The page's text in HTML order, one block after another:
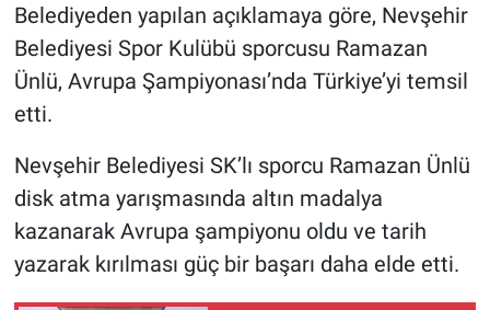
Belediyeden yapılan açıklamaya göre, Nevşehir
Belediyesi Spor Kulübü sporcusu Ramazan
Ünlü, Avrupa Şampiyonası’nda Türkiye’yi temsil
etti.
Nevşehir Belediyesi SK’lı sporcu Ramazan Ünlü
disk atma yarışmasında altın madalya
kazanarak Avrupa şampiyonu oldu ve tarih
yazarak kırılması güç bir başarı daha elde etti.